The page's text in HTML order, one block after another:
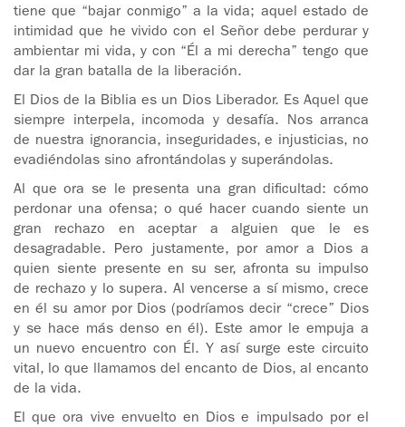
CURSO
MATRIMONIAL
EXPERIENCIA DE
DIOS
JORNADAS DE
EVANGELIZACIÓN
CÍRCULOS DE
ORACIÓN Y VIDA
LARRAÑAGA
IGNACIO
LARRAÑAGA
VIDEOS
tiene que “bajar conmigo” a la vida; aquel estado de
intimidad que he vivido con el Señor debe perdurar y
ambientar mi vida, y con “Él a mi derecha” tengo que
dar la gran batalla de la liberación.
El Dios de la Biblia es un Dios Liberador. Es Aquel que
siempre interpela, incomoda y desafía. Nos arranca
de nuestra ignorancia, inseguridades, e injusticias, no
evadiéndolas sino afrontándolas y superándolas.
Al que ora se le presenta una gran dificultad: cómo
perdonar una ofensa; o qué hacer cuando siente un
gran rechazo en aceptar a alguien que le es
desagradable. Pero justamente, por amor a Dios a
quien siente presente en su ser, afronta su impulso
de rechazo y lo supera. Al vencerse a sí mismo, crece
en él su amor por Dios (podríamos decir “crece” Dios
y se hace más denso en él). Este amor le empuja a
un nuevo encuentro con Él. Y así surge este circuito
vital, lo que llamamos del encanto de Dios, al encanto
de la vida.
El que ora vive envuelto en Dios e impulsado por el